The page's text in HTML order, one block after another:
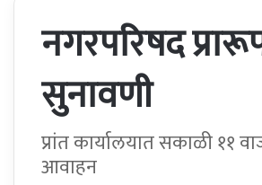
नगरपरिषद
सुनावणी
प्रांत कार्यालयात सकाळी ११
आवाहन